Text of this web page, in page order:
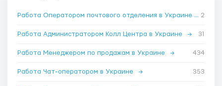
Работа Оператором почтового отделения в Украине→2
Работа Администратором Колл Центра в Украине → 31
Работа Менеджером по продажам в Украине → 434
Работа Чат-оператором в Украине → 353